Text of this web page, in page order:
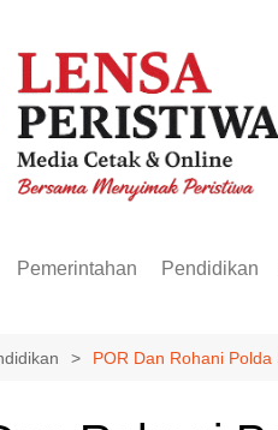
Pemerintahan Pendidikan
POR Dan Rohani